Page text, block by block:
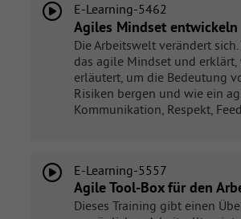
E-Learning-5462
Agiles Mindset entwickeln
Die Arbeitswelt verändert
das agile Mindset und
erläutert, um die Bedeutung
Risiken bergen und wie ein
Kommunikation, Respekt,
E-Learning-5557
Agile Tool-Box für den
Dieses Training gibt einen